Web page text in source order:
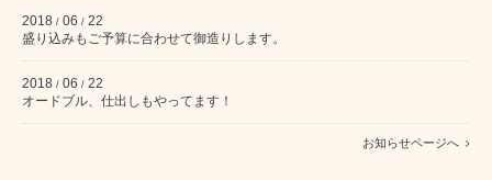
2018 / 06 / 22
盛り込みもご予算に合わせて御造りします。
2018 / 06 / 22
オードブル、仕出しもやってます！
お知らせページへ